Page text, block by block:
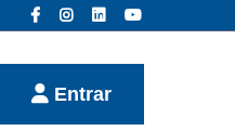
Entrar